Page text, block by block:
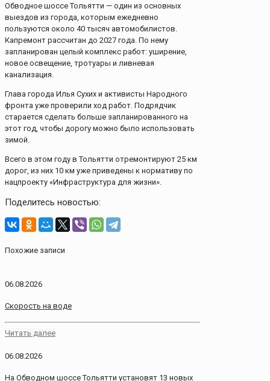
Обводное шоссе Тольятти — один из основных
выездов из города, которым ежедневно
пользуются около 40 тысяч автомобилистов.
Капремонт рассчитан до 2027 года. По нему
запланирован целый комплекс работ: уширение,
новое освещение, тротуары и ливневая
канализация.
Глава города Илья Сухих и активисты Народного
фронта уже проверили ход работ. Подрядчик
старается сделать больше запланированного на
этот год, чтобы дорогу можно было использовать
зимой.
Всего в этом году в Тольятти отремонтируют 25 км
дорог, из них 10 км уже приведены к нормативу по
нацпроекту «Инфраструктура для жизни».
Поделитесь новостью:
Похожие записи
06.08.2026
Скорость на воде
Читать далее
06.08.2026
На Обводном шоссе Тольятти установят 13 новых